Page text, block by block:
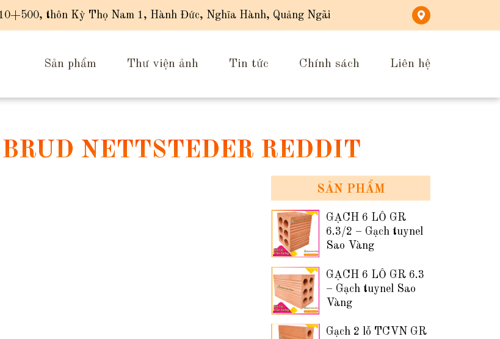
thôn Kỳ Thọ Nam 1, Hành Đức, Nghĩa Hành, Quảng Ngãi
Sản phẩm Thư viện ảnh Tin tức Chính sách Liên hệ
NETTSTEDER REDDIT
SẢN PHẨM
GẠCH 6 LỖ GR
6.3/2 – Gạch tuynel
Sao Vàng
GẠCH 6 LỖ GR 6.3
– Gạch tuynel Sao
Vàng
Gạch 2 lỗ TCVN GR